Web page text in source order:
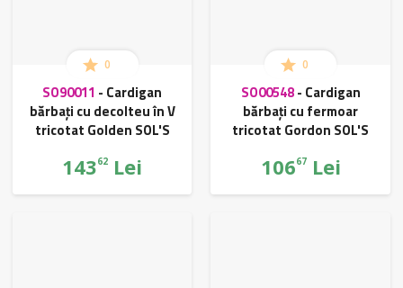
0
SO90011 - Cardigan
bărbați cu decolteu în V
tricotat Golden SOL'S
14362 Lei
0
SO00548- Cardigan
bărbați cu fermoar
tricotat Gordon SOL'S
10667Lei